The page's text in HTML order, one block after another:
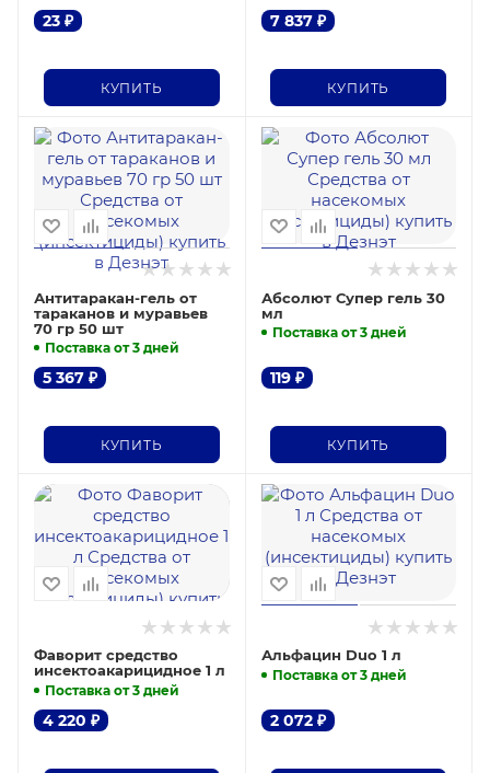
23 ₽
КУПИТЬ
7 837₽
КУПИТЬ
Антитаракан-гель от
тараканов и муравьев
70 гр 50 шт
Поставка от 3 дней
5 367 ₽
КУПИТЬ
Абсолют Супер гель 30
мл
Поставка от 3 дней
119₽
КУПИТЬ
Фаворит средство
инсектоакарицидное 1 л
Поставка от 3 дней
4 220 ₽
Альфацин Duo 1 л
Поставка от 3 дней
2 072₽